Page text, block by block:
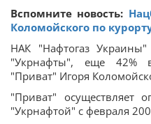
Вспомните новость:
Коломойского по
НАК "Нафтогаз
"Укрнафты", еще 42%
"Приват" Игоря
"Приват" осуществляет
"Укрнафтой" с февраля